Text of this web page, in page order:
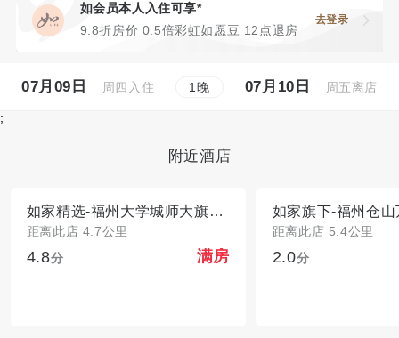
如会员本人入住可享*
9.8折房价 0.5倍彩虹如愿豆 12点退房
去登录
07月09日 周四入住 1晚 07月10日 周五离店
;
附近酒店
如家精选-福州大学城师大旗山湖店
距离此店 4.7公里
4.8分 满房
距离此店 5.4公里
2.0分